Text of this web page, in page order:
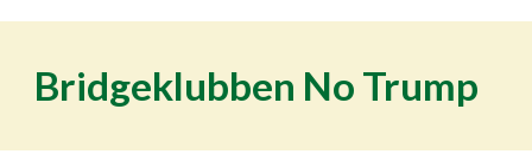
Bridgeklubben No Trump